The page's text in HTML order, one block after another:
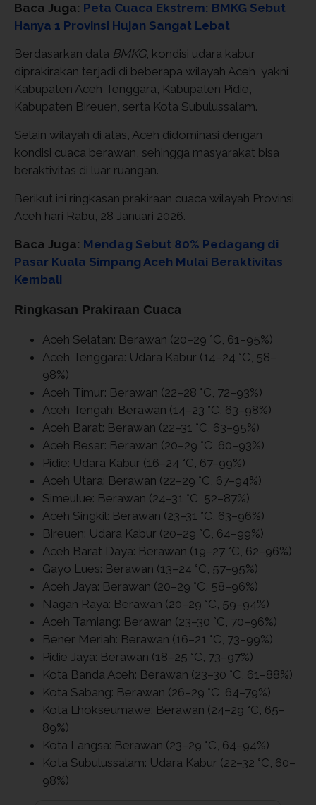
Baca Juga: Peta Cuaca Ekstrem: BMKG Sebut
Hanya 1 Provinsi Hujan Sangat Lebat
Berdasarkan data BMKG, kondisi udara kabur
diprakirakan terjadi di beberapa wilayah Aceh, yakni
Kabupaten Aceh Tenggara, Kabupaten Pidie,
Kabupaten Bireuen, serta Kota Subulussalam.
Selain wilayah di atas, Aceh didominasi dengan
kondisi cuaca berawan, sehingga masyarakat bisa
beraktivitas di luar ruangan.
Berikut ini ringkasan prakiraan cuaca wilayah Provinsi
Aceh hari Rabu, 28 Januari 2026.
Baca Juga: Mendag Sebut 80% Pedagang di
Pasar Kuala Simpang Aceh Mulai Beraktivitas
Kembali
Ringkasan Prakiraan Cuaca
Aceh Selatan: Berawan (20–29 °C, 61–95%)
Aceh Tenggara: Udara Kabur (14–24 °C, 58–
98%)
Aceh Timur: Berawan (22–28 °C, 72–93%)
Aceh Tengah: Berawan (14–23 °C, 63–98%)
Aceh Barat: Berawan (22–31 °C, 63–95%)
Aceh Besar: Berawan (20–29 °C, 60–93%)
Pidie: Udara Kabur (16–24 °C, 67–99%)
Aceh Utara: Berawan (22–29 °C, 67–94%)
Simeulue: Berawan (24–31 °C, 52–87%)
Aceh Singkil: Berawan (23–31 °C, 63–96%)
Bireuen: Udara Kabur (20–29 °C, 64–99%)
Aceh Barat Daya: Berawan (19–27 °C, 62–96%)
Gayo Lues: Berawan (13–24 °C, 57–95%)
Aceh Jaya: Berawan (20–29 °C, 58–96%)
Nagan Raya: Berawan (20–29 °C, 59–94%)
Aceh Tamiang: Berawan (23–30 °C, 70–96%)
Bener Meriah: Berawan (16–21 °C, 73–99%)
Pidie Jaya: Berawan (18–25 °C, 73–97%)
Kota Banda Aceh: Berawan (23–30 °C, 61–88%)
Kota Sabang: Berawan (26–29 °C, 64–79%)
Kota Lhokseumawe: Berawan (24–29 °C, 65–
89%)
Kota Langsa: Berawan (23–29 °C, 64–94%)
Kota Subulussalam: Udara Kabur (22–32 °C, 60–
98%)